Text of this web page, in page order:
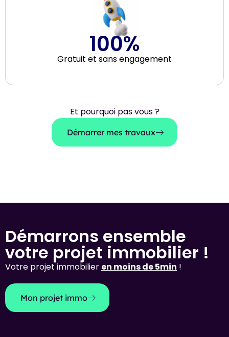
Gratuit et sans engagement
100%
Et pourquoi pas vous ?
Démarrer mes travaux
Démarrons ensemble
votre projet immobilier !
Votre projet immobilier en moins de 5min !
Mon projet immo